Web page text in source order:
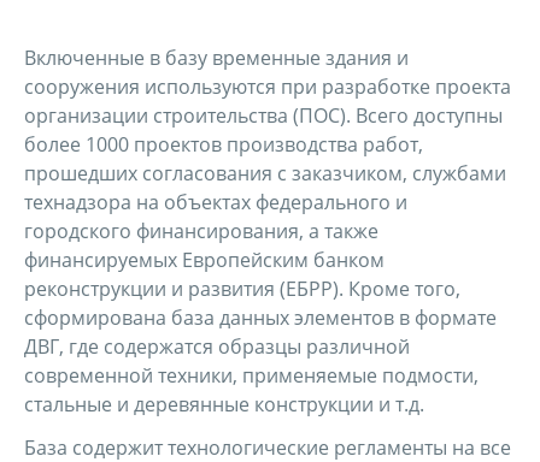
Включенные в базу временные здания и
сооружения используются при разработке проекта
организации строительства (ПОС). Всего доступны
более 1000 проектов производства работ,
прошедших согласования с заказчиком, службами
технадзора на объектах федерального и
городского финансирования, а также
финансируемых Европейским банком
реконструкции и развития (ЕБРР). Кроме того,
сформирована база данных элементов в формате
ДВГ, где содержатся образцы различной
современной техники, применяемые подмости,
стальные и деревянные конструкции и т.д.
База содержит технологические регламенты на все